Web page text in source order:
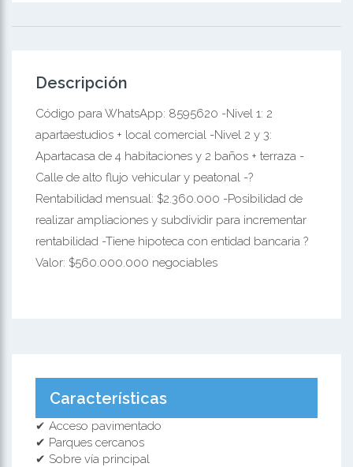
Descripción
Código para WhatsApp: 8595620 -Nivel 1: 2
apartaestudios + local comercial -Nivel 2 y 3:
Apartacasa de 4 habitaciones y 2 baños + terraza -
Calle de alto flujo vehicular y peatonal -?
Rentabilidad mensual: $2.360.000 -Posibilidad de
realizar ampliaciones y subdividir para incrementar
rentabilidad -Tiene hipoteca con entidad bancaria ?
Valor: $560.000.000 negociables
Características
✔ Acceso pavimentado
✔ Parques cercanos
✔ Sobre vía principal